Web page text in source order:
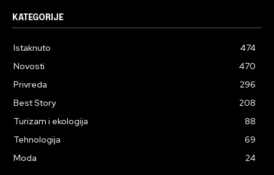
KATEGORIJE
Istaknuto
474
Novosti
470
Privreda
296
Best Story
208
Turizam i ekologija
88
Tehnologija
69
Moda
24